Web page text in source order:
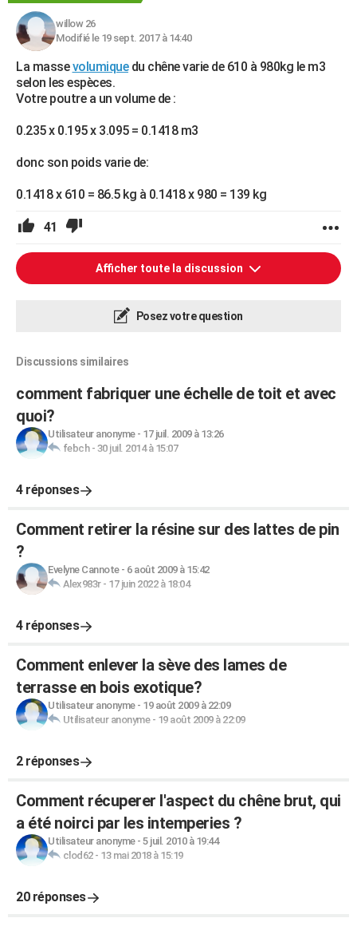
FORUM
Bricolage
Lifestyle
Culture
Sport
Auto
Television
Voyage
Cinema
willow 26
Modifié le 19 sept. 2017 à 14:40
La massevolumiquedu chêne varie de 610 à 980kg le m3
selon les espèces.
Votre poutre a un volume de :
0.235 x 0.195 x 3.095 = 0.1418 m3
donc son poids varie de:
0.1418 x 610 = 86.5 kg à 0.1418 x 980 = 139 kg
41
Afficher toute la discussion
Posez votre question
Discussions similaires
comment fabriquer une échelle de toit et avec
quoi?
Utilisateur anonyme- 17 juil. 2009 à 13:26
febch- 30 juil. 2014 à 15:07
4 réponses
Comment retirer la résine sur des lattes de pin
?
Evelyne Cannote- 6 août 2009 à 15:42
Alex983r- 17 juin 2022 à 18:04
4 réponses
Comment enlever la sève des lames de
terrasse en bois exotique?
Utilisateur anonyme- 19 août 2009 à 22:09
Utilisateur anonyme- 19 août 2009 à 22:09
2 réponses
Comment récuperer l'aspect du chêne brut, qui
a été noirci par les intemperies ?
Utilisateur anonyme- 5 juil. 2010 à 19:44
clod62- 13 mai 2018 à 15:19
20 réponses